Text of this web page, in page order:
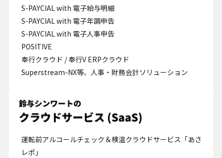
S-PAYCIAL with 電子給与明細
S-PAYCIAL with 電子年調申告
S-PAYCIAL with 電子人事申告
POSITIVE
奉行クラウド / 奉行V ERPクラウド
Superstream-NX等、人事・財務会計ソリューション
運転前アルコールチェック＆検温クラウドサービス「あさ
レポ」